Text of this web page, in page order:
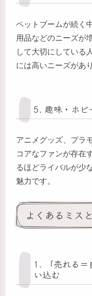
ペットブームが続く
用品などのニーズが
して大切にしている
には高いニーズがあ
5. 趣味・ホビ
アニメグッズ、プラ
コアなファンが存在
るほどライバルが少
魅力です。
よくあるミス
1. 「売れる＝
い込む